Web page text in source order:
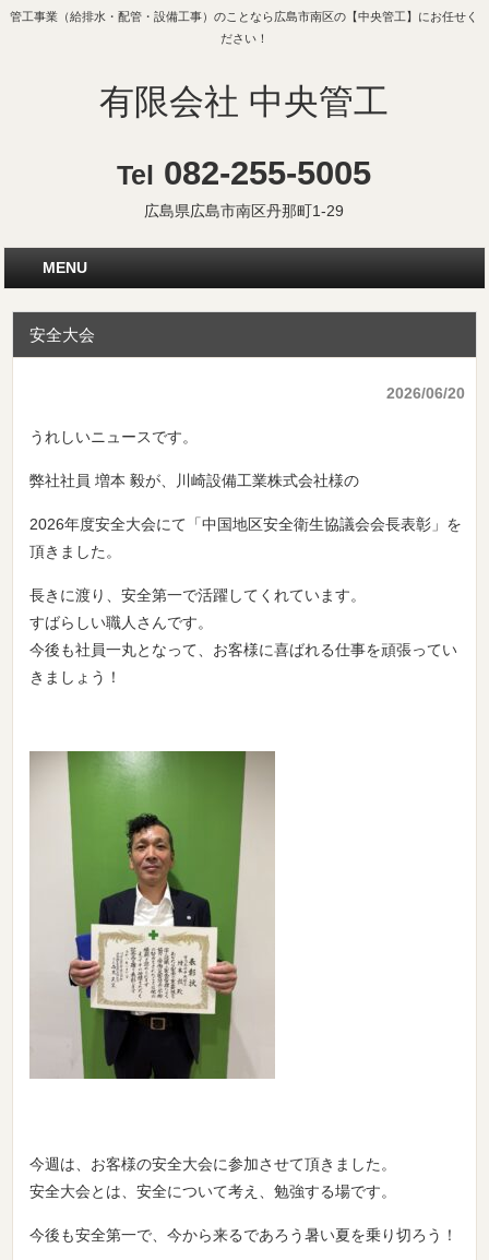
管工事業（給排水・配管・設備工事）のことなら広島市南区の【中央管工】にお任せく
ださい！
有限会社 中央管工
Tel 082-255-5005
広島県広島市南区丹那町1-29
MENU
安全大会
2026/06/20
うれしいニュースです。
弊社社員 増本 毅が、川崎設備工業株式会社様の
2026年度安全大会にて「中国地区安全衛生協議会会長表彰」を
頂きました。
長きに渡り、安全第一で活躍してくれています。
すばらしい職人さんです。
今後も社員一丸となって、お客様に喜ばれる仕事を頑張ってい
きましょう！
今週は、お客様の安全大会に参加させて頂きました。
安全大会とは、安全について考え、勉強する場です。
今後も安全第一で、今から来るであろう暑い夏を乗り切ろう！